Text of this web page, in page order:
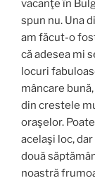
vacanţe în
spun nu. Una
am făcut-o
că adesea mi
locuri
mâncare
din crestele
oraşelor.
acelaşi loc,
două
noastră